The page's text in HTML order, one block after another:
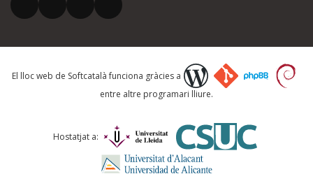
El vostre correu electrònic *
Què proposeu?
Comentari *
El lloc web de Softcatalà funciona gràcies a
entre altre programari lliure.
Hostatjat a: